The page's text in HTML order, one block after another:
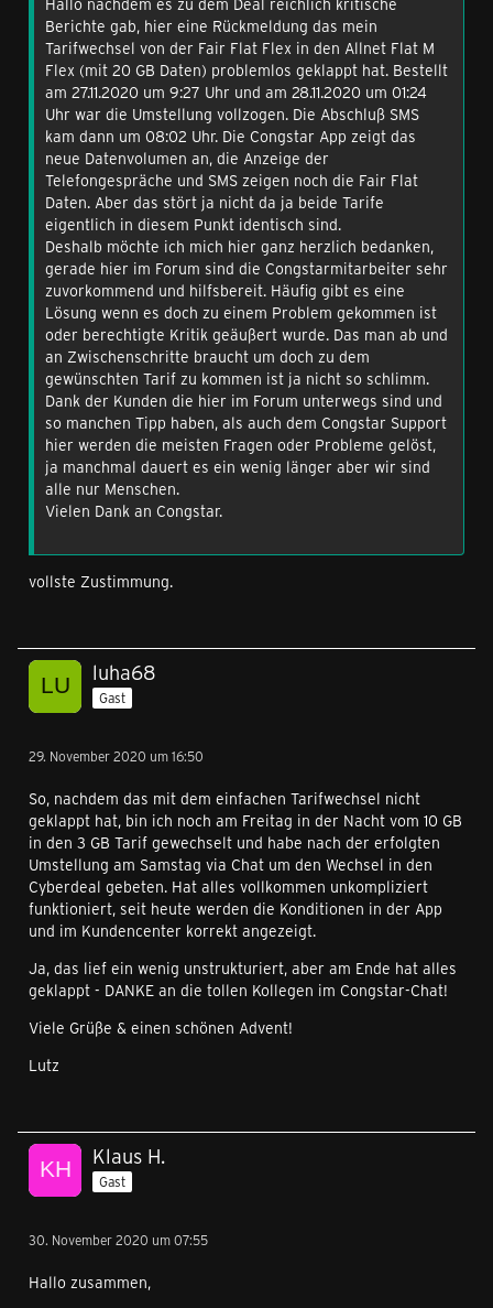
Hallo nachdem es zu dem Deal reichlich kritische
Berichte gab, hier eine Rückmeldung das mein
Tarifwechsel von der Fair Flat Flex in den Allnet Flat M
Flex (mit 20 GB Daten) problemlos geklappt hat. Bestellt
am 27.11.2020 um 9:27 Uhr und am 28.11.2020 um 01:24
Uhr war die Umstellung vollzogen. Die Abschluß SMS
kam dann um 08:02 Uhr. Die Congstar App zeigt das
neue Datenvolumen an, die Anzeige der
Telefongespräche und SMS zeigen noch die Fair Flat
Daten. Aber das stört ja nicht da ja beide Tarife
eigentlich in diesem Punkt identisch sind.
Deshalb möchte ich mich hier ganz herzlich bedanken,
gerade hier im Forum sind die Congstarmitarbeiter sehr
zuvorkommend und hilfsbereit. Häufig gibt es eine
Lösung wenn es doch zu einem Problem gekommen ist
oder berechtigte Kritik geäußert wurde. Das man ab und
an Zwischenschritte braucht um doch zu dem
gewünschten Tarif zu kommen ist ja nicht so schlimm.
Dank der Kunden die hier im Forum unterwegs sind und
so manchen Tipp haben, als auch dem Congstar Support
hier werden die meisten Fragen oder Probleme gelöst,
ja manchmal dauert es ein wenig länger aber wir sind
alle nur Menschen.
Vielen Dank an Congstar.
vollste Zustimmung.
luha68
Gast
29. November 2020 um 16:50
So, nachdem das mit dem einfachen Tarifwechsel nicht
geklappt hat, bin ich noch am Freitag in der Nacht vom 10 GB
in den 3 GB Tarif gewechselt und habe nach der erfolgten
Umstellung am Samstag via Chat um den Wechsel in den
Cyberdeal gebeten. Hat alles vollkommen unkompliziert
funktioniert, seit heute werden die Konditionen in der App
und im Kundencenter korrekt angezeigt.
Ja, das lief ein wenig unstrukturiert, aber am Ende hat alles
geklappt - DANKE an die tollen Kollegen im Congstar-Chat!
Viele Grüße & einen schönen Advent!
Lutz
Klaus H.
Gast
30. November 2020 um 07:55
Hallo zusammen,